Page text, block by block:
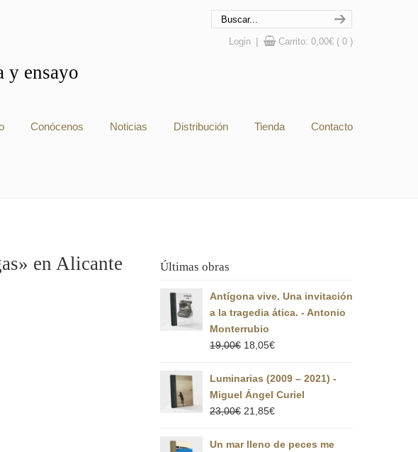
y ensayo
Login Carrito: 0,00€ ( 0 )
Conócenos Noticias Distribución Tienda Contacto
en Alicante Últimas obras
Antígona vive. Una invitación
a la tragedia ática. - Antonio
Monterrubio
19,00€ El
original
era:
19,00€.
18,05€El
actual
es:
18,05€.
Luminarias (2009 – 2021) -
Miguel Ángel Curiel
23,00€ El
original
21,85€El
actual
Un mar lleno de peces me